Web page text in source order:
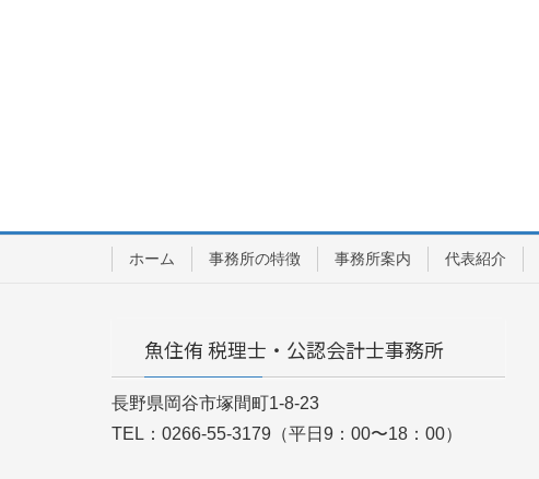
ホーム 事務所の特徴 事務所案内 代表紹介
魚住侑 税理士・公認会計士事務所
長野県岡谷市塚間町1-8-23
TEL：0266-55-3179（平日9：00〜18：00）